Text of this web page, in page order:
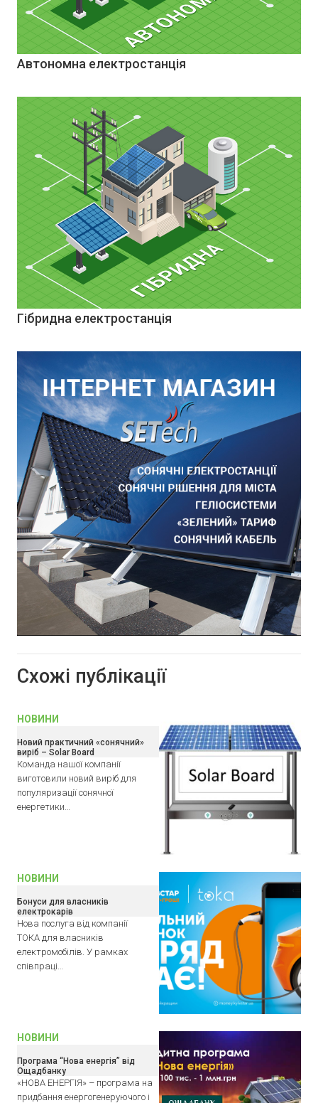
Автономна електростанція
Гібридна електростанція
Схожі публікації
НОВИНИ
Новий практичний «сонячний»
виріб – Solar Board
Команда нашої компанії
виготовили новий виріб для
популяризації сонячної
енергетики…
НОВИНИ
Бонуси для власників
електрокарів
Нова послуга від компанії
ТОКА для власників
електромобілів. У рамках
співпраці…
НОВИНИ
Програма “Нова енергія” від
Ощадбанку
«НОВА ЕНЕРГІЯ» – програма на
придбання енергогенеруючого і